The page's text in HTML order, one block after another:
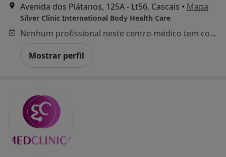
Avenida dos Plátanos, 125A - Lt56, Cascais • Mapa
Silver Clinic International Body Health Care
Nenhum profissional neste centro médico tem consultas disponíveis
Mostrar perfil